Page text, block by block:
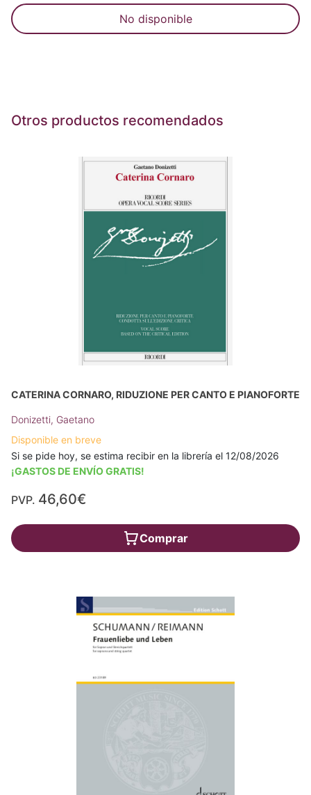
No disponible
Otros productos recomendados
CATERINA CORNARO, RIDUZIONE PER CANTO E PIANOFORTE
Donizetti, Gaetano
Disponible en breve
Si se pide hoy, se estima recibir en la librería el 12/08/2026
¡GASTOS DE ENVÍO GRATIS!
PVP. 46,60€
Comprar